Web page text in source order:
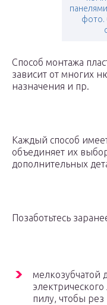
фото.
Способ монтажа
зависит от многих
назначения и пр.
Каждый способ
объединяет их
дополнительных
Позаботьтесь
мелкозубчатой
пилу, чтобы